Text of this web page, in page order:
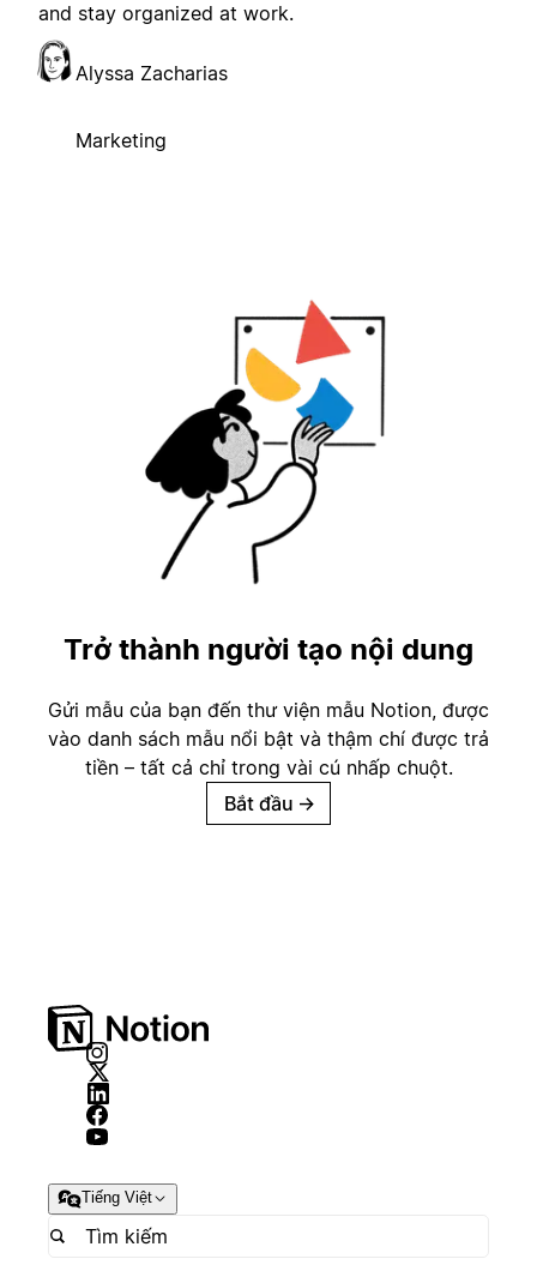
and stay organized at work.
Alyssa Zacharias
Marketing
Trở thành người tạo nội dung
Gửi mẫu của bạn đến thư viện mẫu Notion, được
vào danh sách mẫu nổi bật và thậm chí được trả
tiền – tất cả chỉ trong vài cú nhấp chuột.
Bắt đầu →
Tiếng Việt